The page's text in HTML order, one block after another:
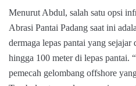
Menurut Abdul, salah satu opsi
Abrasi Pantai Padang saat ini
dermaga lepas pantai yang
hingga 100 meter di lepas pantai.
pemecah gelombang offshore